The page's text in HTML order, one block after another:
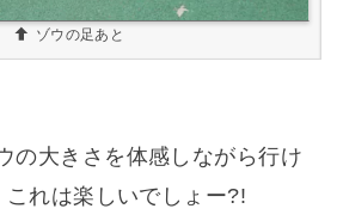
ゾウの足あと
の大きさを体感しながら行け
れは楽しいでしょー?!